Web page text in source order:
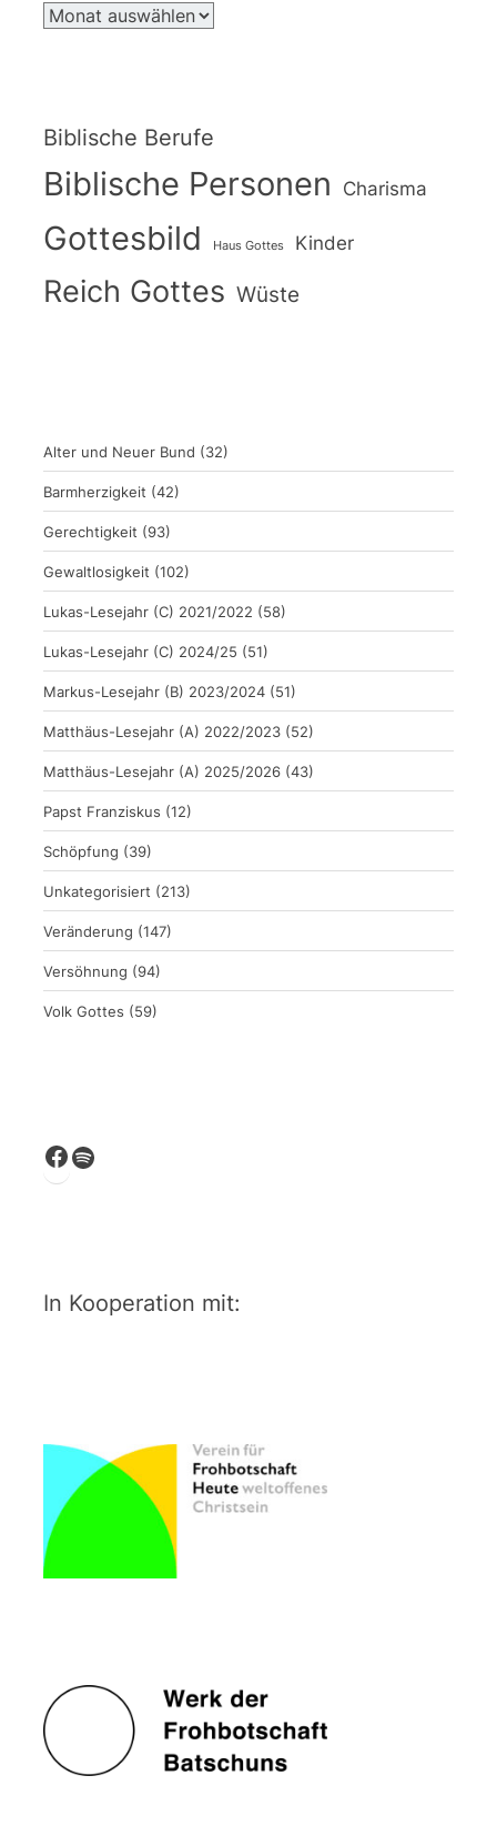
Biblische Berufe
Biblische Personen Charisma
Gottesbild Haus Gottes Kinder
Reich Gottes Wüste
Alter und Neuer Bund (32)
Barmherzigkeit (42)
Gerechtigkeit (93)
Gewaltlosigkeit (102)
Lukas-Lesejahr (C) 2021/2022 (58)
Lukas-Lesejahr (C) 2024/25 (51)
Markus-Lesejahr (B) 2023/2024 (51)
Matthäus-Lesejahr (A) 2022/2023 (52)
Matthäus-Lesejahr (A) 2025/2026 (43)
Papst Franziskus (12)
Schöpfung (39)
Unkategorisiert (213)
Veränderung (147)
Versöhnung (94)
Volk Gottes (59)
Facebook
Spotify
In Kooperation mit: